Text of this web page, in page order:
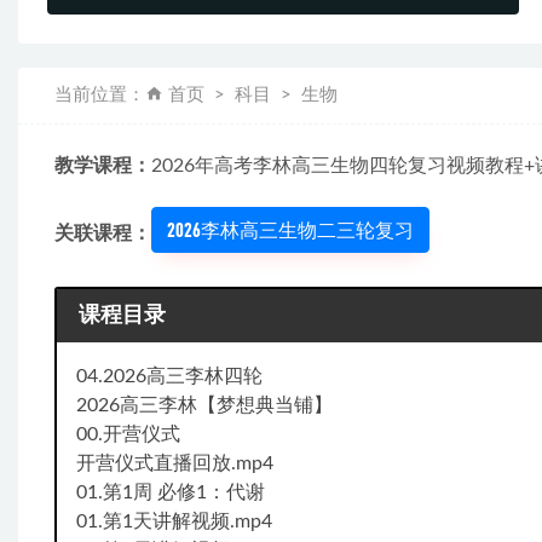
当前位置： 首页 科目 生物
教学课程： 2026年高考李林高三生物四轮复习视频教程+
关联课程： 2026李林高三生物二三轮复习
课程目录
04.2026高三李林四轮
2026高三李林【梦想典当铺】
00.开营仪式
开营仪式直播回放.mp4
01.第1周 必修1：代谢
01.第1天讲解视频.mp4